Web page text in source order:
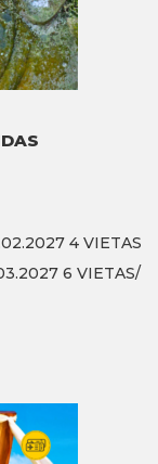
4 VIETAS
6 VIETAS/